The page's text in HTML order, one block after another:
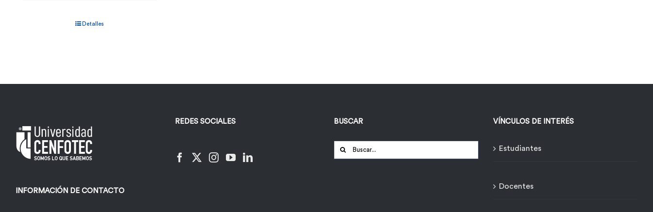
Detalles
INFORMACIÓN DE CONTACTO
REDES SOCIALES BUSCAR
Buscar:
VÍNCULOS DE INTERÉS
Estudiantes
Docentes